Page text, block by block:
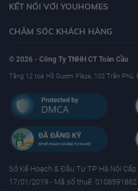
KẾT NỐI VỚI YOUHOMES
CHĂM SÓC KHÁCH HÀNG
© 2026 - Công Ty TNHH CT Toàn Cầu
Tầng 12 toà Hồ Gươm Plaza, 102 Trần Phú,
Sở Kế Hoạch & Ðầu Tư TP Hà Nội
17/01/2019 - Mã số thuế: 0108591862